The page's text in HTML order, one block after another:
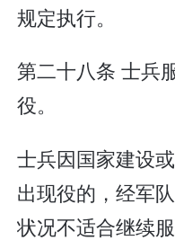
规定执行。
第二十八条 士兵
役。
士兵因国家建设
出现役的，经军
状况不适合继续